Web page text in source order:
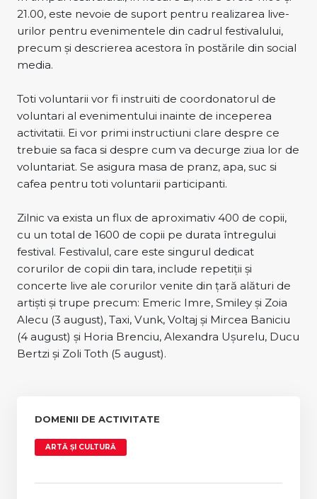
21.00, este nevoie de suport pentru realizarea live-
urilor pentru evenimentele din cadrul festivalului,
precum şi descrierea acestora în postările din social
media.
Toti voluntarii vor fi instruiti de coordonatorul de
voluntari al evenimentului inainte de inceperea
activitatii. Ei vor primi instructiuni clare despre ce
trebuie sa faca si despre cum va decurge ziua lor de
voluntariat. Se asigura masa de pranz, apa, suc si
cafea pentru toti voluntarii participanti.
Zilnic va exista un flux de aproximativ 400 de copii,
cu un total de 1600 de copii pe durata întregului
festival. Festivalul, care este singurul dedicat
corurilor de copii din tara, include repetiţii şi
concerte live ale corurilor venite din ţară alături de
artişti şi trupe precum: Emeric Imre, Smiley şi Zoia
Alecu (3 august), Taxi, Vunk, Voltaj şi Mircea Baniciu
(4 august) şi Horia Brenciu, Alexandra Uşurelu, Ducu
Bertzi şi Zoli Toth (5 august).
DOMENII DE ACTIVITATE
ARTĂ ȘI CULTURĂ